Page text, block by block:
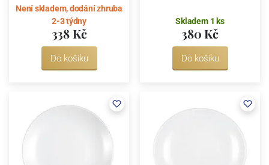
Není skladem, dodání zhruba
2-3 týdny
338 Kč
Do košíku
Skladem 1 ks
380 Kč
Do košíku